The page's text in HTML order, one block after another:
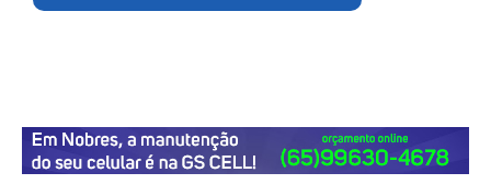
12 de agosto
Quarta-Feira 40° 24°